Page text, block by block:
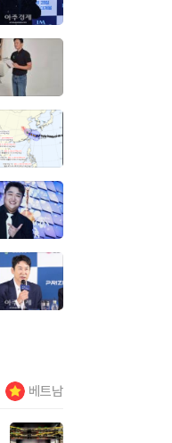
베트남